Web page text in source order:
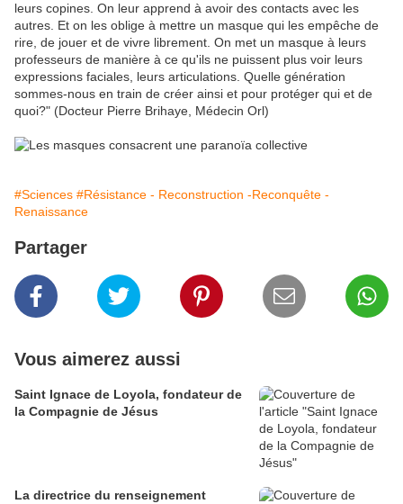
leurs copines. On leur apprend à avoir des contacts avec les
autres. Et on les oblige à mettre un masque qui les empêche de
rire, de jouer et de vivre librement. On met un masque à leurs
professeurs de manière à ce qu'ils ne puissent plus voir leurs
expressions faciales, leurs articulations. Quelle génération
sommes-nous en train de créer ainsi et pour protéger qui et de
quoi?" (Docteur Pierre Brihaye, Médecin Orl)
#Sciences #Résistance - Reconstruction -Reconquête -
Renaissance
Partager
Vous aimerez aussi
Saint Ignace de Loyola, fondateur de
la Compagnie de Jésus
La directrice du renseignement